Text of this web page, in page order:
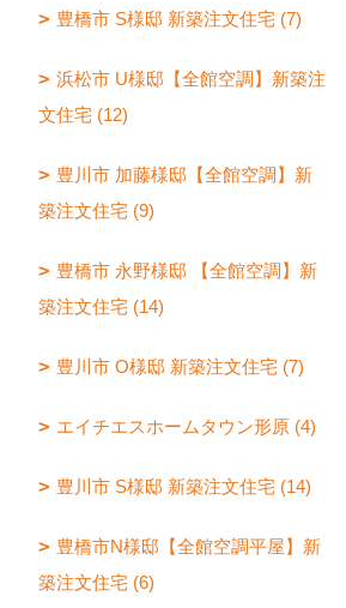
豊橋市 S様邸 新築注文住宅 (7)
浜松市 U様邸【全館空調】新築注
文住宅 (12)
豊川市 加藤様邸【全館空調】新
築注文住宅 (9)
豊橋市 永野様邸 【全館空調】新
築注文住宅 (14)
豊川市 O様邸 新築注文住宅 (7)
エイチエスホームタウン形原 (4)
豊川市 S様邸 新築注文住宅 (14)
豊橋市N様邸【全館空調平屋】新
築注文住宅 (6)